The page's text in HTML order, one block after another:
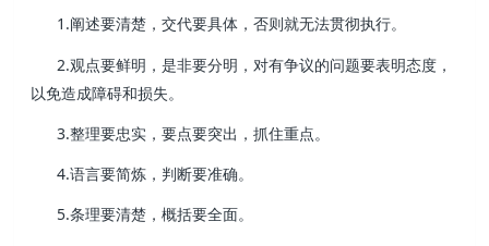
1.阐述要清楚，交代要具体，否则就无法贯彻执行。
2.观点要鲜明，是非要分明，对有争议的问题要表明态度，
以免造成障碍和损失。
3.整理要忠实，要点要突出，抓住重点。
4.语言要简炼，判断要准确。
5.条理要清楚，概括要全面。